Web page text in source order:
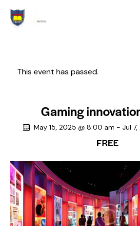
This event has passed.
Gaming
May 15, 2025 @ 8:00 am - Jul
FREE